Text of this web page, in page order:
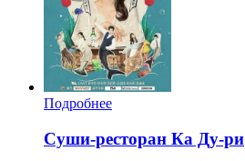
Подробнее
Суши-ресторан Ка Ду-ри